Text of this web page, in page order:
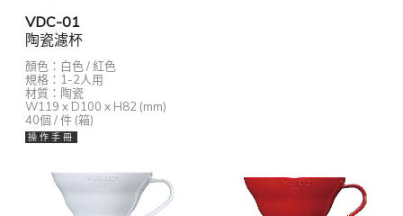
VDC-01
陶瓷濾杯
顏色：白色 / 紅色
規格：1-2人用
材質：陶瓷
W119 x D100 x H82 (mm)
40個 / 件 (箱)
操 作 手 冊